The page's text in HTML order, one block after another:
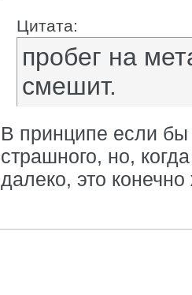
Цитата:
пробег на
смешит.
В принципе если бы
страшного, но,
далеко, это конечно